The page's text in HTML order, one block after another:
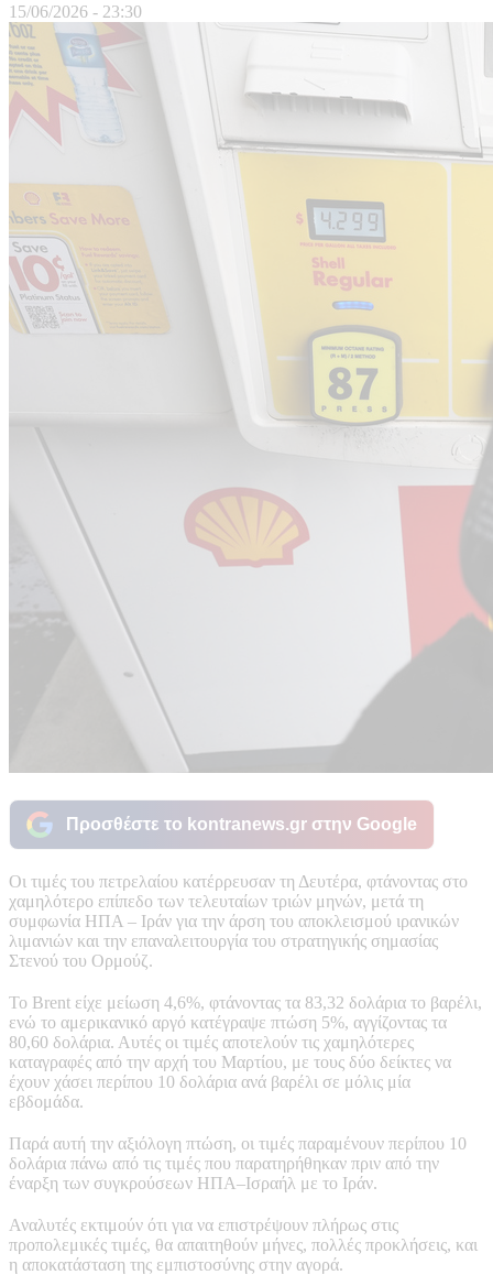
15/06/2026 - 23:30
Προσθέστε το kontranews.gr στην Google
Οι τιμές του πετρελαίου κατέρρευσαν τη Δευτέρα, φτάνοντας στο
χαμηλότερο επίπεδο των τελευταίων τριών μηνών, μετά τη
συμφωνία ΗΠΑ – Ιράν για την άρση του αποκλεισμού ιρανικών
λιμανιών και την επαναλειτουργία του στρατηγικής σημασίας
Στενού του Ορμούζ.
Το Brent είχε μείωση 4,6%, φτάνοντας τα 83,32 δολάρια το βαρέλι,
ενώ το αμερικανικό αργό κατέγραψε πτώση 5%, αγγίζοντας τα
80,60 δολάρια. Αυτές οι τιμές αποτελούν τις χαμηλότερες
καταγραφές από την αρχή του Μαρτίου, με τους δύο δείκτες να
έχουν χάσει περίπου 10 δολάρια ανά βαρέλι σε μόλις μία
εβδομάδα.
Παρά αυτή την αξιόλογη πτώση, οι τιμές παραμένουν περίπου 10
δολάρια πάνω από τις τιμές που παρατηρήθηκαν πριν από την
έναρξη των συγκρούσεων ΗΠΑ–Ισραήλ με το Ιράν.
Αναλυτές εκτιμούν ότι για να επιστρέψουν πλήρως στις
προπολεμικές τιμές, θα απαιτηθούν μήνες, πολλές προκλήσεις, και
η αποκατάσταση της εμπιστοσύνης στην αγορά.